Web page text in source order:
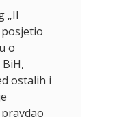
„Il
posjetio
o
BiH,
ostalih i